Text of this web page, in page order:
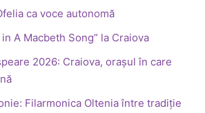
ca voce autonomă
A Macbeth Song” la Craiova
2026: Craiova, orașul în care
Filarmonica Oltenia între tradiție